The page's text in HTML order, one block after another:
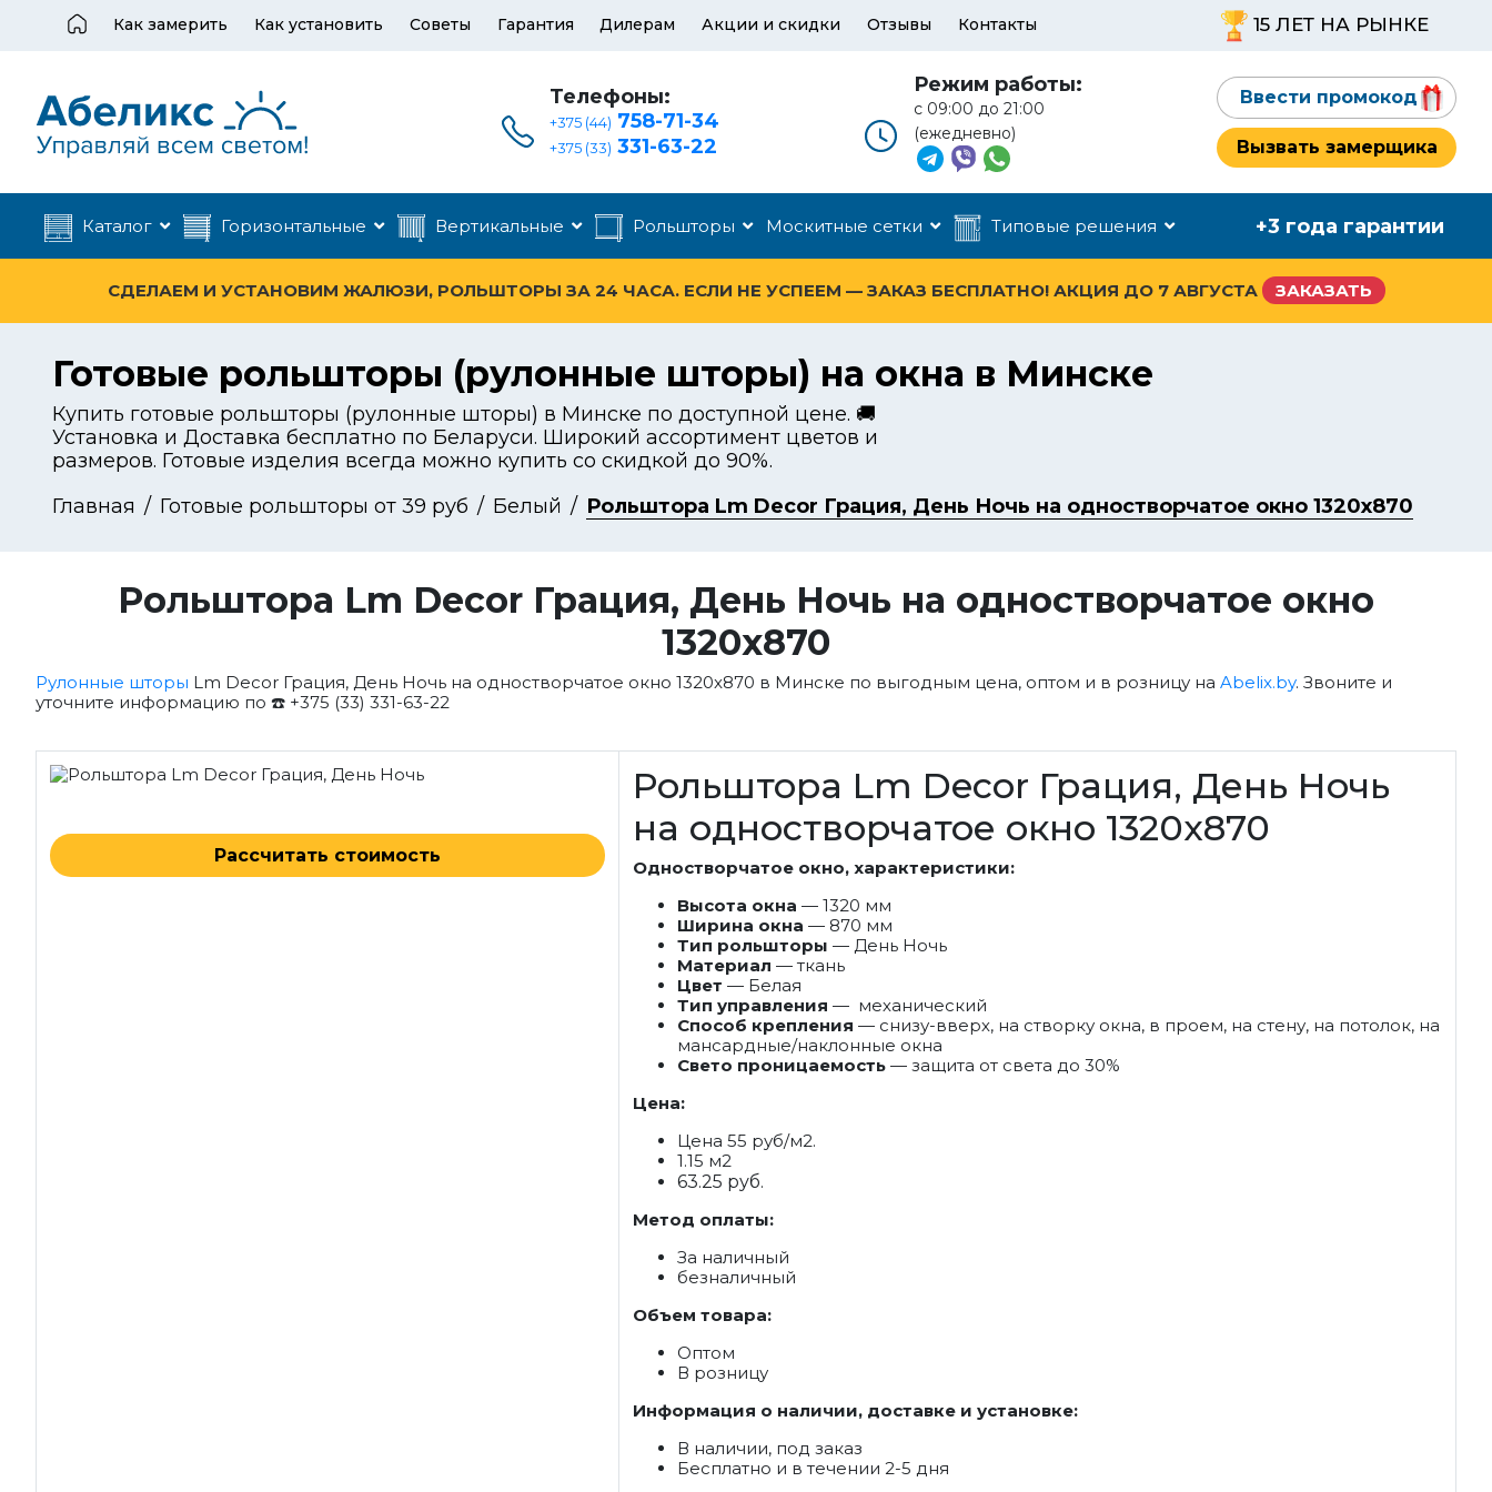
Как замерить Как установить Советы Гарантия Дилерам Акции и скидки Отзывы Контакты 15 ЛЕТ НА РЫНКЕ
Телефоны:
+375 (44) 758-71-34
+375 (33) 331-63-22
Режим работы:
с 09:00 до 21:00
(ежедневно)
Ввести промокод
Вызвать замерщика
Каталог Горизонтальные Вертикальные Рольшторы Москитные сетки Типовые решения +3 года гарантии
СДЕЛАЕМ И УСТАНОВИМ ЖАЛЮЗИ, РОЛЬШТОРЫ ЗА 24 ЧАСА. ЕСЛИ НЕ УСПЕЕМ — ЗАКАЗ БЕСПЛАТНО! АКЦИЯ ДО 7 АВГУСТА ЗАКАЗАТЬ
Готовые рольшторы (рулонные шторы) на окна в Минске
Купить готовые рольшторы (рулонные шторы) в Минске по доступной цене. 🚚
Установка и Доставка бесплатно по Беларуси. Широкий ассортимент цветов и
размеров. Готовые изделия всегда можно купить со скидкой до 90%.
Главная
Готовые рольшторы от 39 руб Белый Рольштора Lm Decor Грация, День Ночь на одностворчатое окно 1320x870
Рольштора Lm Decor Грация, День Ночь на одностворчатое окно
1320x870
Рулонные шторы Lm Decor Грация, День Ночь на одностворчатое окно 1320x870 в Минске по выгодным цена, оптом и в розницу на Abelix.by. Звоните и
уточните информацию по ☎️ +375 (33) 331-63-22
Рассчитать стоимость
Рольштора Lm Decor Грация, День Ночь
на одностворчатое окно 1320x870
Одностворчатое окно, характеристики:
Высота окна — 1320 мм
Ширина окна — 870 мм
Тип рольшторы — День Ночь
Материал — ткань
Цвет — Белая
Тип управления — механический
Способ крепления — снизу-вверх, на створку окна, в проем, на стену, на потолок, на
мансардные/наклонные окна
Свето проницаемость — защита от света до 30%
Цена:
Цена 55 руб/м2.
1.15 м2
63.25 руб.
Метод оплаты:
За наличный
безналичный
Объем товара:
Оптом
В розницу
Информация о наличии, доставке и установке:
В наличии, под заказ
Бесплатно и в течении 2-5 дня